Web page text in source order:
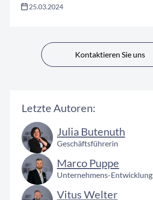
25.03.2024
Kontaktieren Sie uns
Letzte Autoren:
Julia Butenuth
Geschäftsführerin
Marco Puppe
Unternehmens-Entwicklung
Vitus Welter